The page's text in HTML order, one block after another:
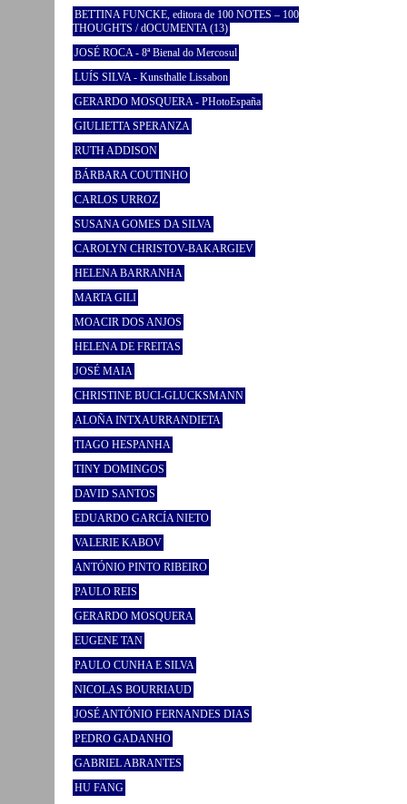
BETTINA FUNCKE, editora de 100 NOTES – 100
THOUGHTS / dOCUMENTA (13)
JOSÉ ROCA - 8ª Bienal do Mercosul
LUÍS SILVA - Kunsthalle Lissabon
GERARDO MOSQUERA - PHotoEspaña
GIULIETTA SPERANZA
RUTH ADDISON
BÁRBARA COUTINHO
CARLOS URROZ
SUSANA GOMES DA SILVA
CAROLYN CHRISTOV-BAKARGIEV
HELENA BARRANHA
MARTA GILI
MOACIR DOS ANJOS
HELENA DE FREITAS
JOSÉ MAIA
CHRISTINE BUCI-GLUCKSMANN
ALOÑA INTXAURRANDIETA
TIAGO HESPANHA
TINY DOMINGOS
DAVID SANTOS
EDUARDO GARCÍA NIETO
VALERIE KABOV
ANTÓNIO PINTO RIBEIRO
PAULO REIS
GERARDO MOSQUERA
EUGENE TAN
PAULO CUNHA E SILVA
NICOLAS BOURRIAUD
JOSÉ ANTÓNIO FERNANDES DIAS
PEDRO GADANHO
GABRIEL ABRANTES
HU FANG